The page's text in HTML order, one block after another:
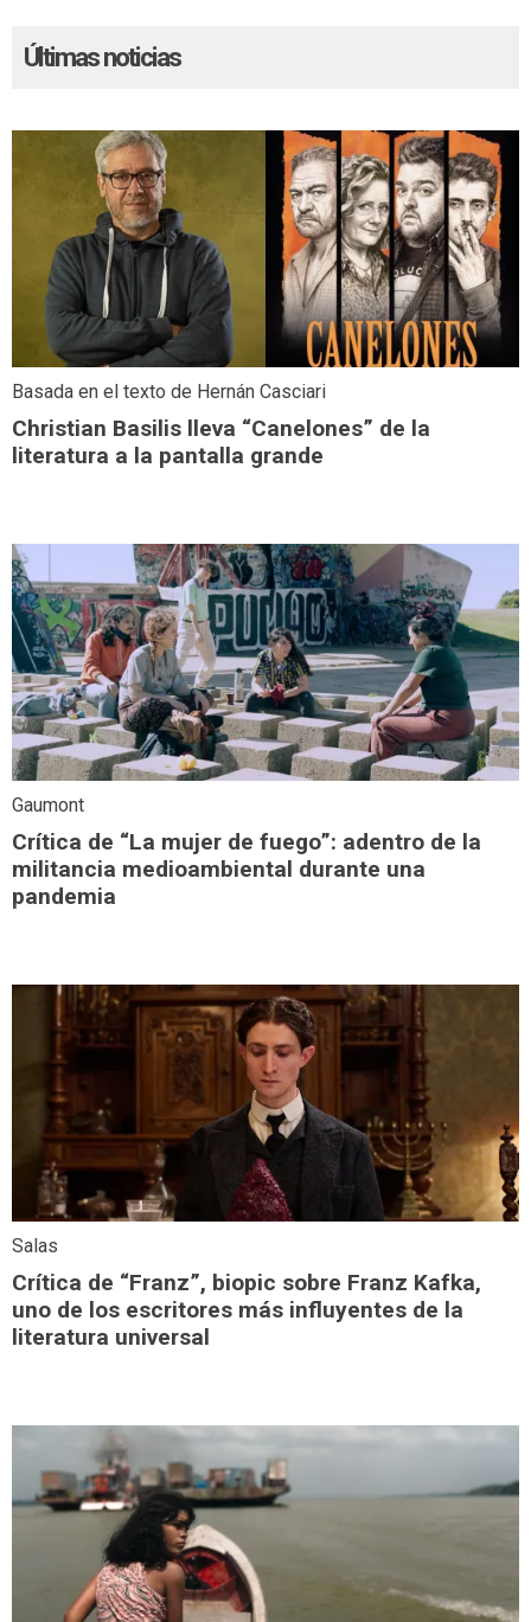
Últimas noticias
Basada en el texto de Hernán Casciari
Christian Basilis lleva “Canelones” de la
literatura a la pantalla grande
Gaumont
Crítica de “La mujer de fuego”: adentro de la
militancia medioambiental durante una
pandemia
Salas
Crítica de “Franz”, biopic sobre Franz Kafka,
uno de los escritores más influyentes de la
literatura universal